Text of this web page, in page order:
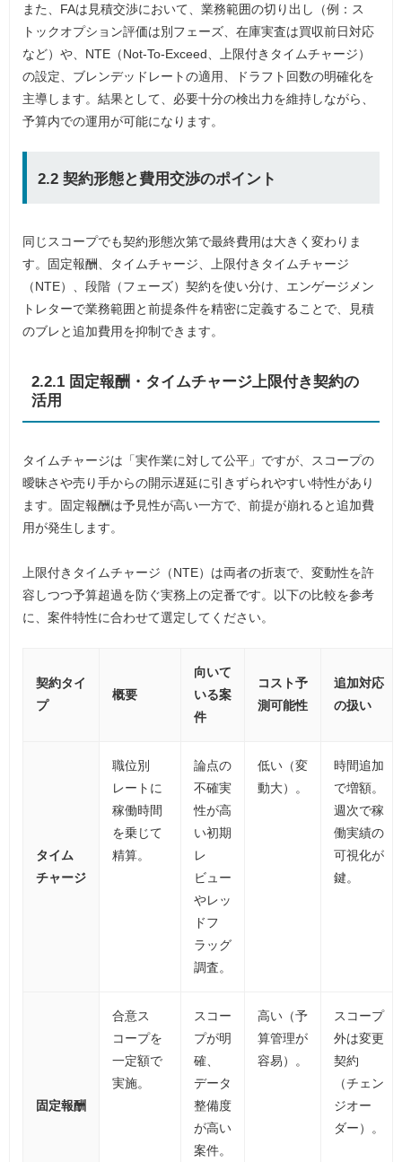
また、FAは見積交渉において、業務範囲の切り出し（例：ス
トックオプション評価は別フェーズ、在庫実査は買収前日対応
など）や、NTE（Not-To-Exceed、上限付きタイムチャージ）
の設定、ブレンデッドレートの適用、ドラフト回数の明確化を
主導します。結果として、必要十分の検出力を維持しながら、
予算内での運用が可能になります。
2.2 契約形態と費用交渉のポイント
同じスコープでも契約形態次第で最終費用は大きく変わりま
す。固定報酬、タイムチャージ、上限付きタイムチャージ
（NTE）、段階（フェーズ）契約を使い分け、エンゲージメン
トレターで業務範囲と前提条件を精密に定義することで、見積
のブレと追加費用を抑制できます。
2.2.1 固定報酬・タイムチャージ上限付き契約の
活用
タイムチャージは「実作業に対して公平」ですが、スコープの
曖昧さや売り手からの開示遅延に引きずられやすい特性があり
ます。固定報酬は予見性が高い一方で、前提が崩れると追加費
用が発生します。
上限付きタイムチャージ（NTE）は両者の折衷で、変動性を許
容しつつ予算超過を防ぐ実務上の定番です。以下の比較を参考
に、案件特性に合わせて選定してください。
契約タイ
プ
概要
向いて
いる案
件
コスト予
測可能性
追加対応
の扱い
タイム
チャージ
職位別
レートに
稼働時間
を乗じて
精算。
論点の
不確実
性が高
い初期
レ
ビュー
やレッ
ドフ
ラッグ
調査。
低い（変
動大）。
時間追加
で増額。
週次で稼
働実績の
可視化が
鍵。
固定報酬
合意ス
コープを
一定額で
実施。
スコー
プが明
確、
データ
整備度
が高い
案件。
高い（予
算管理が
容易）。
スコープ
外は変更
契約
（チェン
ジオー
ダー）。